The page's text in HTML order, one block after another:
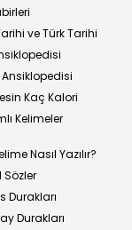
ve Türk Tarihi
Ansiklopedisi
Kaç Kalori
Kelimeler
Nasıl Yazılır?
Sözler
Durakları
Durakları